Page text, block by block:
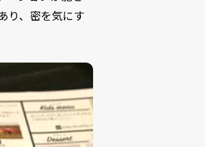
り、密を気にす